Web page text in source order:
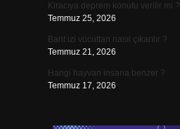
Kiracıya deprem konutu verilir mi ?
Temmuz 25, 2026
Bant izi vücuttan nasıl çıkarılır ?
Temmuz 21, 2026
Hangi hayvan insana benzer ?
Temmuz 17, 2026